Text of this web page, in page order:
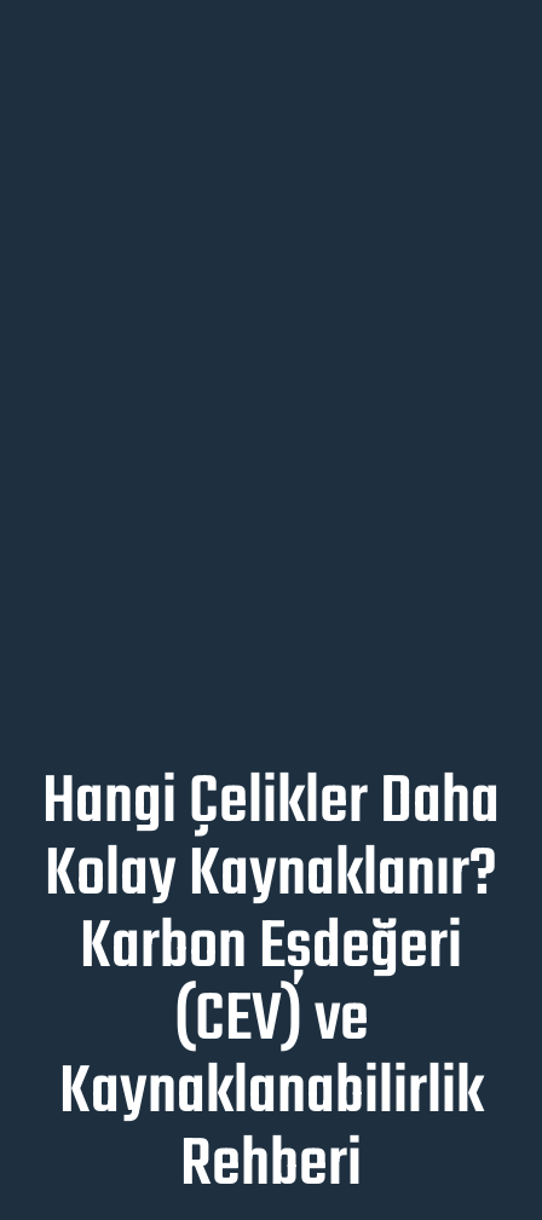
Hangi Çelikler Daha
Kolay Kaynaklanır?
Karbon Eşdeğeri
(CEV) ve
Kaynaklanabilirlik
Rehberi